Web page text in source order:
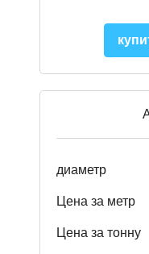
диаметр
Цена за метр
Цена за тонну